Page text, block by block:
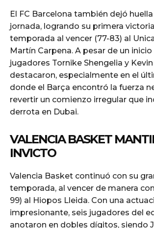
El FC Barcelona también dejó
jornada, logrando su primera
temporada al vencer (77-83) al
Martín Carpena. A pesar de un inicio
jugadores Tornike Shengelia y
destacaron, especialmente en el
donde el Barça encontró la fuerza
revertir un comienzo irregular que
derrota en Dubai.
VALENCIA BASKET
INVICTO
Valencia Basket continuó con su
temporada, al vencer de manera
99) al Hiopos Lleida. Con una
impresionante, seis jugadores del
anotaron en dobles dígitos, siendo